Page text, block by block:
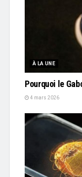
À LA UNE
Pourquoi le
4 mars 2026